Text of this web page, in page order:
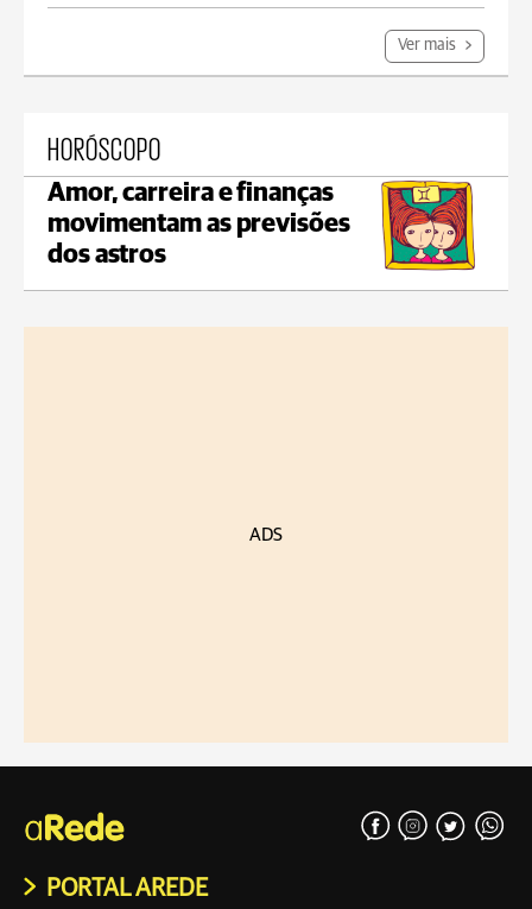
Ver mais
HORÓSCOPO
Amor, carreira e finanças
movimentam as previsões
dos astros
ADS
PORTAL AREDE